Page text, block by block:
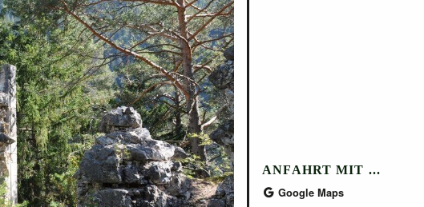
ANFAHRT MIT ...
Google Maps